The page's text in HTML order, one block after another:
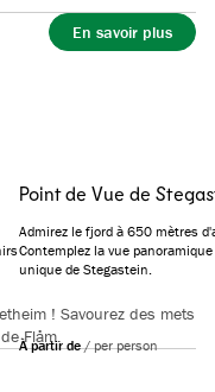
avec moins de tracas.
En savoir plus
Point de Vue de
Admirez le fjord à 650 mètres
Contemplez la vue
unique de Stegastein.
À partir de /per person
! Savourez des mets
Flåm.